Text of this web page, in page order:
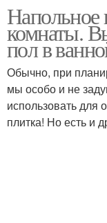
Напольное
комнаты.
пол в
Обычно, при
мы особо и не
использовать для
плитка! Но есть и